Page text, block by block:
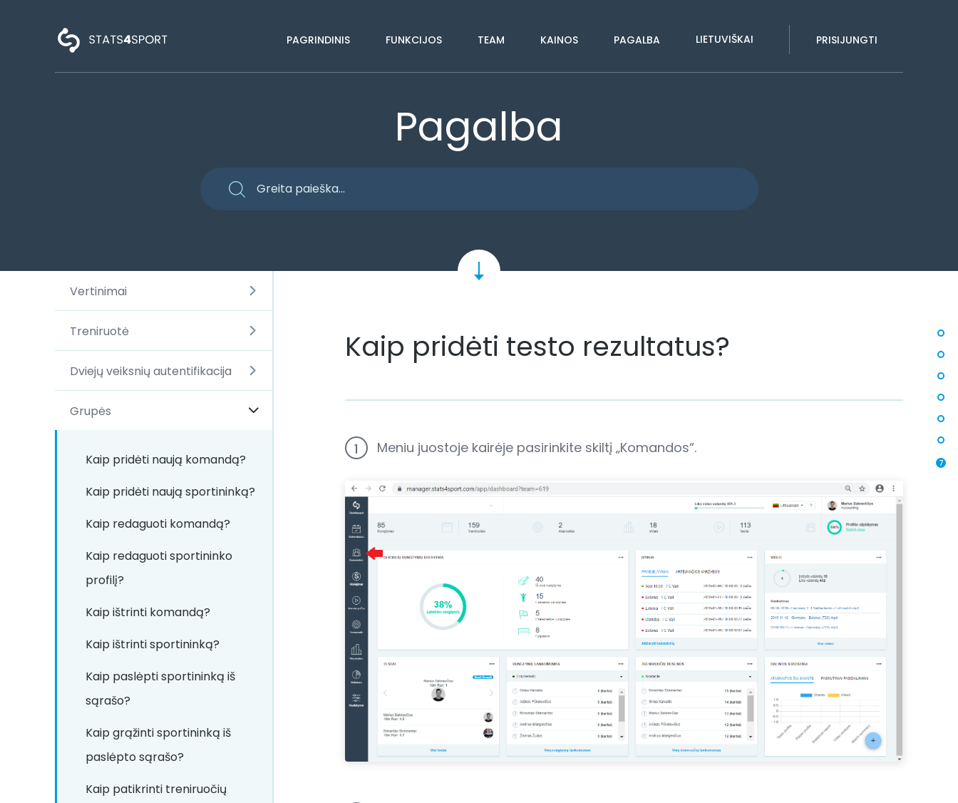
PAGRINDINIS FUNKCIJOS TEAM KAINOS PAGALBA LIETUVIŠKAI PRISIJUNGTI
Pagalba
Vertinimai
Treniruotė
Dviejų veiksnių autentifikacija
Grupės
Kaip pridėti naują komandą?
Kaip pridėti naują sportininką?
Kaip redaguoti komandą?
Kaip redaguoti sportininko
profilį?
Kaip ištrinti komandą?
Kaip ištrinti sportininką?
Kaip paslėpti sportininką iš
sąrašo?
Kaip grąžinti sportininką iš
paslėpto sąrašo?
Kaip patikrinti treniruočių
7
Kaip pridėti testo rezultatus?
1 Meniu juostoje kairėje pasirinkite skiltį „Komandos“.